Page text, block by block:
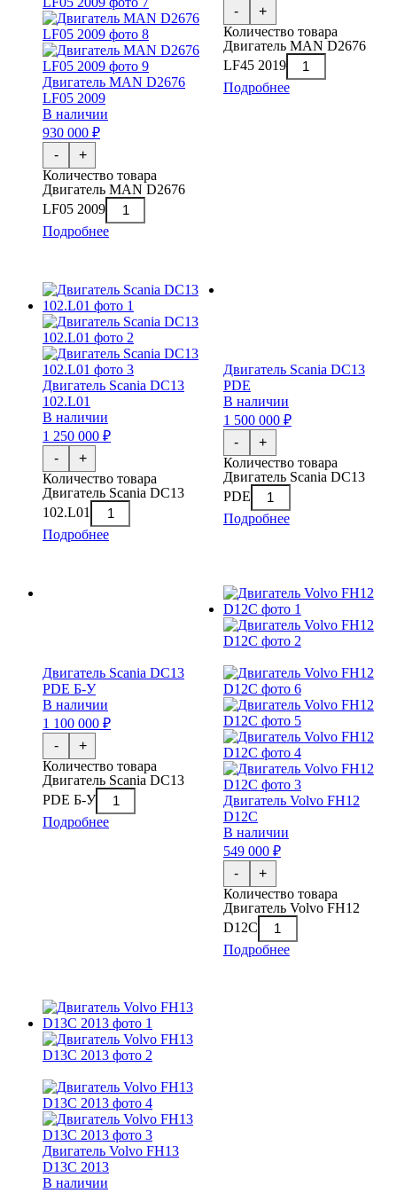
Двигатель MAN D2676
LF05 2009
В наличии
930 000 ₽
-
Количество товара
Двигатель MAN D2676
LF05 2009
+
Подробнее
-
Количество товара
Двигатель MAN D2676
LF45 2019
+
Подробнее
Двигатель Scania DC13
102.L01
В наличии
1 250 000 ₽
-
Количество товара
Двигатель Scania DC13
102.L01
+
Подробнее
Двигатель Scania DC13
PDE
В наличии
1 500 000 ₽
-
Количество товара
Двигатель Scania DC13
PDE
+
Подробнее
Двигатель Scania DC13
PDE Б-У
В наличии
1 100 000 ₽
-
Количество товара
Двигатель Scania DC13
PDE Б-У
+
Подробнее
Двигатель Volvo FH12
D12C
В наличии
549 000 ₽
-
Количество товара
Двигатель Volvo FH12
D12C
+
Подробнее
Двигатель Volvo FH13
D13C 2013
В наличии